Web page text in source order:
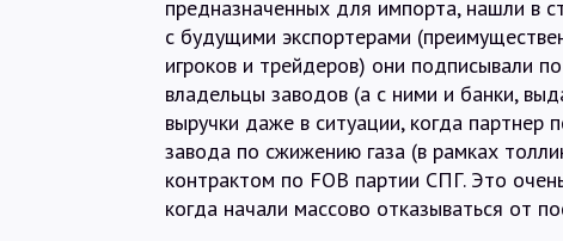
предназначенных для импорта, нашли в
с будущими экспортерами
игроков и трейдеров) они подписывали
владельцы заводов (а с ними и банки,
выручки даже в ситуации, когда партнер
завода по сжижению газа (в рамках
контрактом по FOB партии СПГ. Это
когда начали массово отказываться от